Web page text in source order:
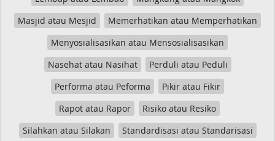
Masjid atau Mesjid
Memerhatikan atau Memperhatikan
Menyosialisasikan atau Mensosialisasikan
Nasehat atau Nasihat
Perduli atau Peduli
Performa atau Peforma
Pikir atau Fikir
Rapot atau Rapor
Risiko atau Resiko
Silahkan atau Silakan
Standardisasi atau Standarisasi